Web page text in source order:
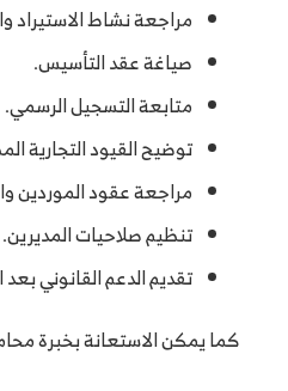
مراجعة نشاط الاستيراد
صياغة عقد التأسيس.
متابعة التسجيل الرسمي.
توضيح القيود التجارية
مراجعة عقود الموردين
تنظيم صلاحيات المديرين.
تقديم الدعم القانوني
كما يمكن الاستعانة بخبرة